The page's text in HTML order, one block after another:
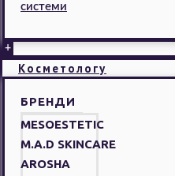
системи
+
Косметологу
БРЕНДИ
MESOESTETIC
M.A.D SKINCARE
AROSHA